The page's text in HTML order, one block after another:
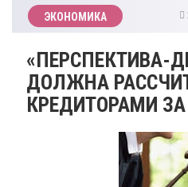
ЭКОНОМИКА
«ПЕРСПЕКТИВА-
ДОЛЖНА
КРЕДИТОРАМИ